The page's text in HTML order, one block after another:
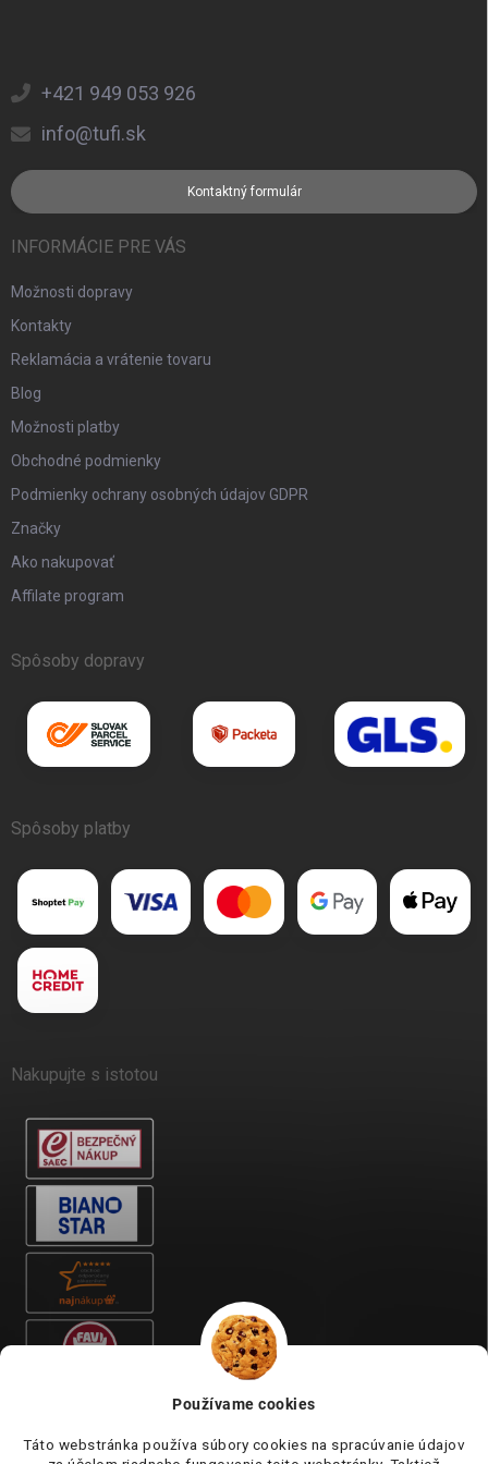
Používame cookies
Táto webstránka používa súbory cookies na spracúvanie údajov
+421 949 053 926
info@tufi.sk
Kontaktný formulár
INFORMÁCIE PRE VÁS
Možnosti dopravy
Kontakty
Reklamácia a vrátenie tovaru
Blog
Možnosti platby
Obchodné podmienky
Podmienky ochrany osobných údajov GDPR
Značky
Ako nakupovať
Affilate program
Spôsoby dopravy
Spôsoby platby
Nakupujte s istotou